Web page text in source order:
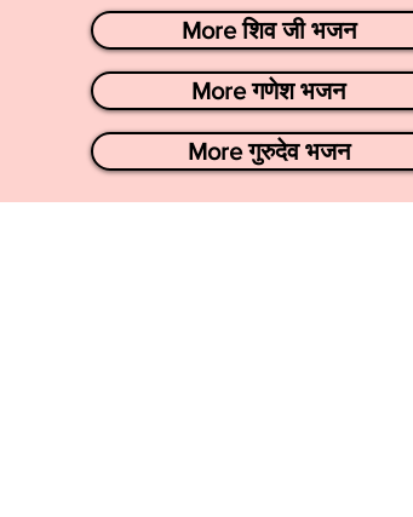
More शिव जी भजन
More गणेश भजन
More गुरुदेव भजन